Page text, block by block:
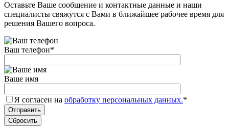
Оставьте Ваше сообщение и контактные данные и наши
специалисты свяжутся с Вами в ближайшее рабочее время для
решения Вашего вопроса.
Ваш телефон*
Ваше имя
Я согласен на обработку персональных данных.*